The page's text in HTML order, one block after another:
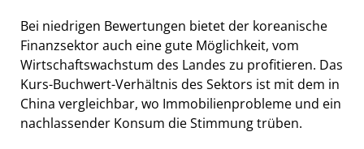
Bei niedrigen Bewertungen bietet der koreanische
Finanzsektor auch eine gute Möglichkeit, vom
Wirtschaftswachstum des Landes zu profitieren. Das
Kurs-Buchwert-Verhältnis des Sektors ist mit dem in
China vergleichbar, wo Immobilienprobleme und ein
nachlassender Konsum die Stimmung trüben.